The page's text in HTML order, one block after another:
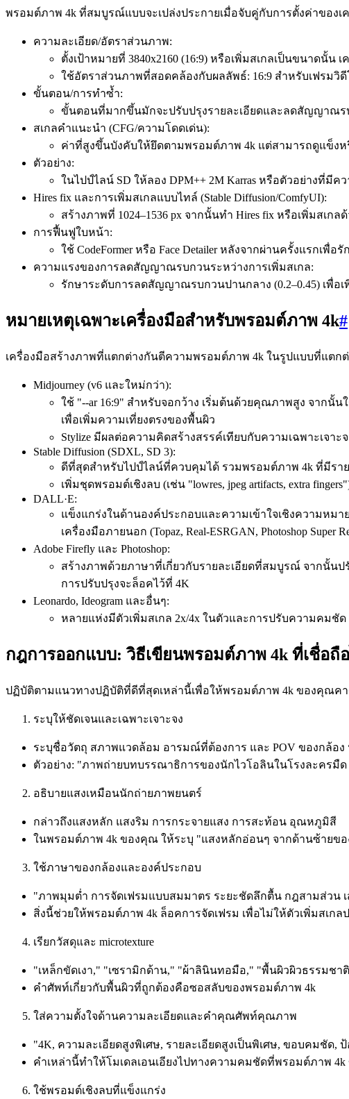
พรอมต์ภาพ 4k ที่สมบูรณ์แบบจะเปล่งประกายเมื่อจับคู่กับการตั้งค่าของ
ความละเอียด/อัตราส่วนภาพ:
ตั้งเป้าหมายที่ 3840x2160 (16:9) หรือเพิ่มสเกลเป็นขนาดนั้น
ใช้อัตราส่วนภาพที่สอดคล้องกับผลลัพธ์: 16:9 สำหรับเฟรมวิ
ขั้นตอน/การทำซ้ำ:
ขั้นตอนที่มากขึ้นมักจะปรับปรุงรายละเอียดและลดสัญญาณรบ
สเกลคำแนะนำ (CFG/ความโดดเด่น):
ค่าที่สูงขึ้นบังคับให้ยึดตามพรอมต์ภาพ 4k แต่สามารถดูแข็งห
ตัวอย่าง:
ในไปป์ไลน์ SD ให้ลอง DPM++ 2M Karras หรือตัวอย่างที่มี
Hires fix และการเพิ่มสเกลแบบไทล์ (Stable Diffusion/ComfyUI):
สร้างภาพที่ 1024–1536 px จากนั้นทำ Hires fix หรือเพิ่มสเก
การฟื้นฟูใบหน้า:
ใช้ CodeFormer หรือ Face Detailer หลังจากผ่านครั้งแรก
ความแรงของการลดสัญญาณรบกวนระหว่างการเพิ่มสเกล:
รักษาระดับการลดสัญญาณรบกวนปานกลาง (0.2–0.45) เพื่
หมายเหตุเฉพาะเครื่องมือสำหรับพรอมต์ภาพ 4k#
เครื่องมือสร้างภาพที่แตกต่างกันตีความพรอมต์ภาพ 4k ในรูปแบบที่แตก
Midjourney (v6 และใหม่กว่า):
ใช้ "--ar 16:9" สำหรับจอกว้าง เริ่มต้นด้วยคุณภาพสูง จากนั้น
เพื่อเพิ่มความเที่ยงตรงของพื้นผิว
Stylize มีผลต่อความคิดสร้างสรรค์เทียบกับความเฉพาะเจา
Stable Diffusion (SDXL, SD 3):
ดีที่สุดสำหรับไปป์ไลน์ที่ควบคุมได้ รวมพรอมต์ภาพ 4k ที่มีรายล
เพิ่มชุดพรอมต์เชิงลบ (เช่น "lowres, jpeg artifacts, extra
DALL·E:
แข็งแกร่งในด้านองค์ประกอบและความเข้าใจเชิงความหม
เครื่องมือภายนอก (Topaz, Real-ESRGAN, Photoshop Super
Adobe Firefly และ Photoshop:
สร้างภาพด้วยภาษาที่เกี่ยวกับรายละเอียดที่สมบูรณ์ จากนั้นปรับ
การปรับปรุงจะล็อคไว้ที่ 4K
Leonardo, Ideogram และอื่นๆ:
หลายแห่งมีตัวเพิ่มสเกล 2x/4x ในตัวและการปรับความคม
กฎการออกแบบ: วิธีเขียนพรอมต์ภาพ 4k ที่เชื่อถื
ปฏิบัติตามแนวทางปฏิบัติที่ดีที่สุดเหล่านี้เพื่อให้พรอมต์ภาพ 4k ของคุณค
ระบุให้ชัดเจนและเฉพาะเจาะจง
ระบุชื่อวัตถุ สภาพแวดล้อม อารมณ์ที่ต้องการ และ POV ของกล้อง
ตัวอย่าง: "ภาพถ่ายบทบรรณาธิการของนักไวโอลินในโรงละครมืด
อธิบายแสงเหมือนนักถ่ายภาพยนตร์
กล่าวถึงแสงหลัก แสงริม การกระจายแสง การสะท้อน อุณหภูมิสี
ในพรอมต์ภาพ 4k ของคุณ ให้ระบุ "แสงหลักอ่อนๆ จากด้านซ้ายขอ
ใช้ภาษาของกล้องและองค์ประกอบ
"ภาพมุมต่ำ การจัดเฟรมแบบสมมาตร ระยะชัดลึกตื้น กฎสามส่วน
สิ่งนี้ช่วยให้พรอมต์ภาพ 4k ล็อคการจัดเฟรม เพื่อไม่ให้ตัวเพิ่มสเก
เรียกวัสดุและ microtexture
"เหล็กขัดเงา," "เซรามิกด้าน," "ผ้าลินินทอมือ," "พื้นผิวผิวธรรมชา
คำศัพท์เกี่ยวกับพื้นผิวที่ถูกต้องคือซอสลับของพรอมต์ภาพ 4k
ใส่ความตั้งใจด้านความละเอียดและคำคุณศัพท์คุณภาพ
"4K, ความละเอียดสูงพิเศษ, รายละเอียดสูงเป็นพิเศษ, ขอบคมชัด,
คำเหล่านี้ทำให้โมเดลเอนเอียงไปทางความคมชัดที่พรอมต์ภาพ
ใช้พรอมต์เชิงลบที่แข็งแกร่ง